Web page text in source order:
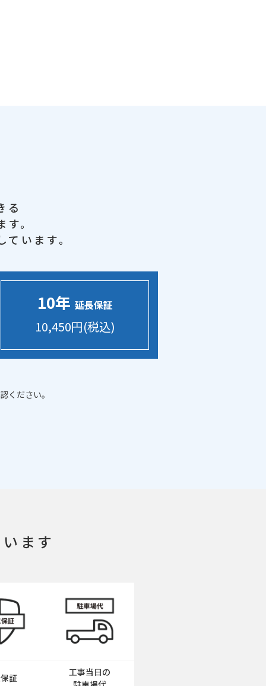
る
。
います。
10年 延長保証
10,450円(税込)
ください。
ます
証
工事当日の